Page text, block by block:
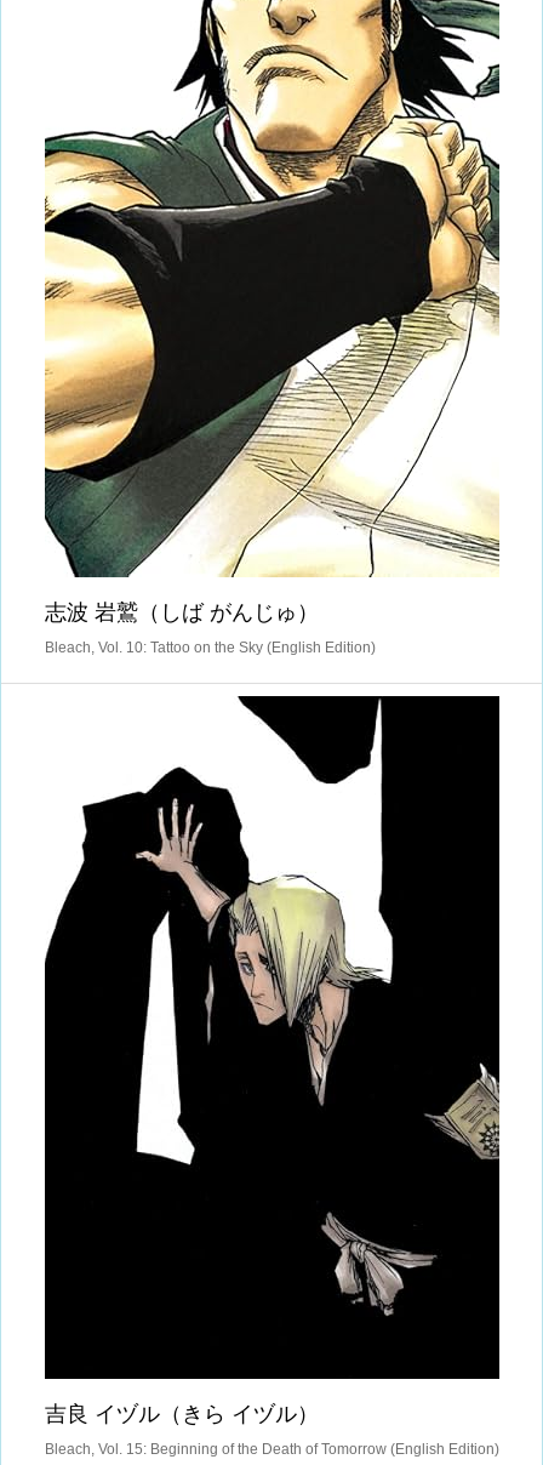
志波 岩鷲（しば がんじゅ）
Bleach, Vol. 10: Tattoo on the Sky (English Edition)
吉良 イヅル（きら イヅル）
Bleach, Vol. 15: Beginning of the Death of Tomorrow (English Edition)